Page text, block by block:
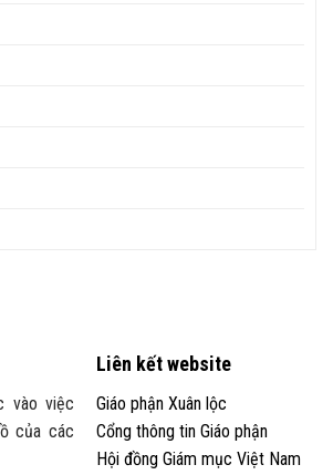
vào việc
của các
Liên kết website
Giáo phận Xuân lộc
Cổng thông tin Giáo phận
Hội đồng Giám mục Việt Nam